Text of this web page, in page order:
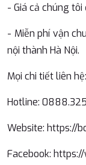
- Giá cả chúng
- Miễn phí vận
nội thành Hà Nội.
Mọi chi tiết liên hệ:
Hotline:
Website: https://
Facebook: